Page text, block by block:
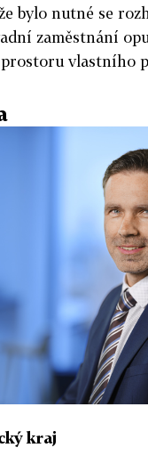
bylo nutné se
zaměstnání
prostoru vlastního
kraj